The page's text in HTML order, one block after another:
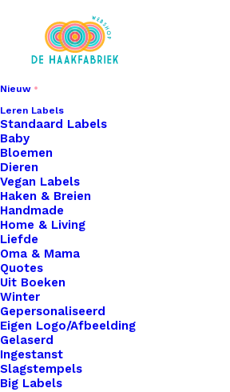
Nieuw
Leren Labels
Standaard Labels
Baby
Bloemen
Dieren
Vegan Labels
Haken & Breien
Handmade
Home & Living
Liefde
Oma & Mama
Quotes
Uit Boeken
Winter
Gepersonaliseerd
Eigen Logo/Afbeelding
Gelaserd
Ingestanst
Slagstempels
Big Labels